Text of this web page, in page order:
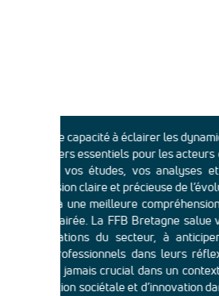
à éclairer les dynamiques
essentiels pour les acteurs de la
études, vos analyses et vos
claire et précieuse de l’évolution
meilleure compréhension des
La FFB Bretagne salue votre
du secteur, à anticiper les
dans leurs réflexions
crucial dans un contexte de
sociétale et d’innovation dans le